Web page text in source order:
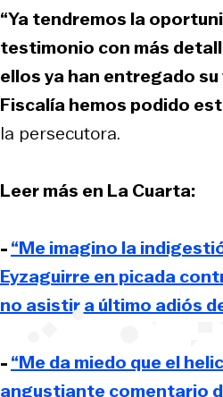
“Ya tendremos la
testimonio con más
ellos ya han entregado
Fiscalía hemos podido
la persecutora.
Leer más en La Cuarta:
-“Me imagino la
Eyzaguirre en picada
no asistir a último adiós
-“Me da miedo que el
angustiante comentario